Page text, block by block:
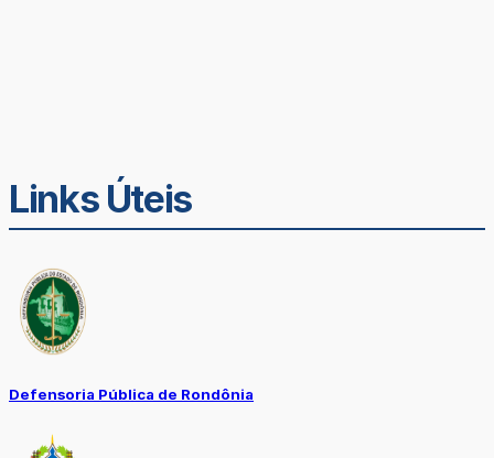
Links Úteis
Defensoria Pública de Rondônia